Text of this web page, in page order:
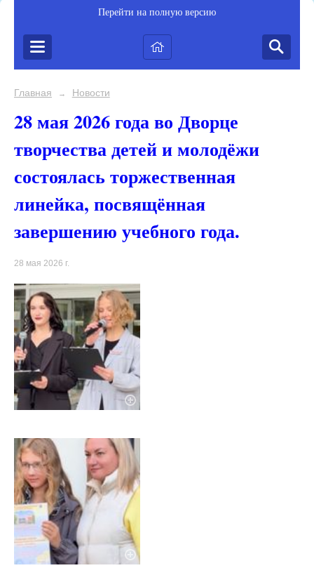
Перейти на полную версию
Главная → Новости
28 мая 2026 года во Дворце
творчества детей и молодёжи
состоялась торжественная
линейка, посвящённая
завершению учебного года.
28 мая 2026 г.